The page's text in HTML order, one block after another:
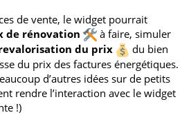
de vente, le widget pourrait
de rénovation
à faire, simuler
du prix
du bien
du prix des factures énergétiques.
d’autres idées sur de petits
rendre l’interaction avec le widget
!)